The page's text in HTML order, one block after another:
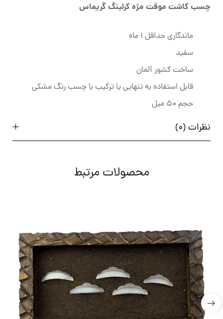
چسب کاشت موقت مژه کرلینگ گریماس
ماندگاری حداقل 1 ماه
سفید
ساخت کشور آلمان
قابل استفاده به تنهایی یا ترکیب با چسب رنگ مشکی
حجم 50 میل
نظرات (0)
محصولات مرتبط